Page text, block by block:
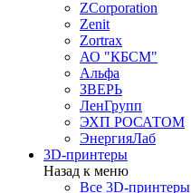
ZCorporation
Zenit
Zortrax
АО "КБСМ"
Альфа
ЗВЕРЬ
ЛенГрупп
ЭХП РОСАТОМ
ЭнергияЛаб
3D-принтеры
Назад к меню
Все 3D-принтеры